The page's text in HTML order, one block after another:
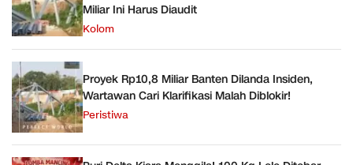
Miliar Ini Harus Diaudit
Kolom
Proyek Rp10,8 Miliar Banten Dilanda Insiden,
Wartawan Cari Klarifikasi Malah Diblokir!
Peristiwa